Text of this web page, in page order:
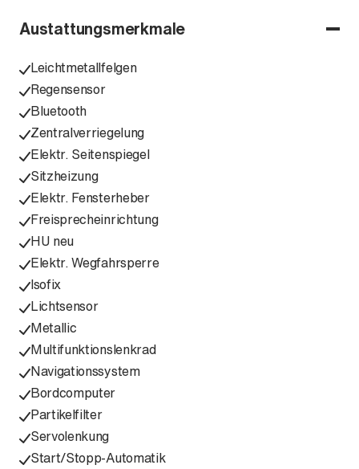
Austattungsmerkmale
Leichtmetallfelgen
Regensensor
Bluetooth
Zentralverriegelung
Elektr. Seitenspiegel
Sitzheizung
Elektr. Fensterheber
Freisprecheinrichtung
HU neu
Elektr. Wegfahrsperre
Isofix
Lichtsensor
Metallic
Multifunktionslenkrad
Navigationssystem
Bordcomputer
Partikelfilter
Servolenkung
Start/Stopp-Automatik